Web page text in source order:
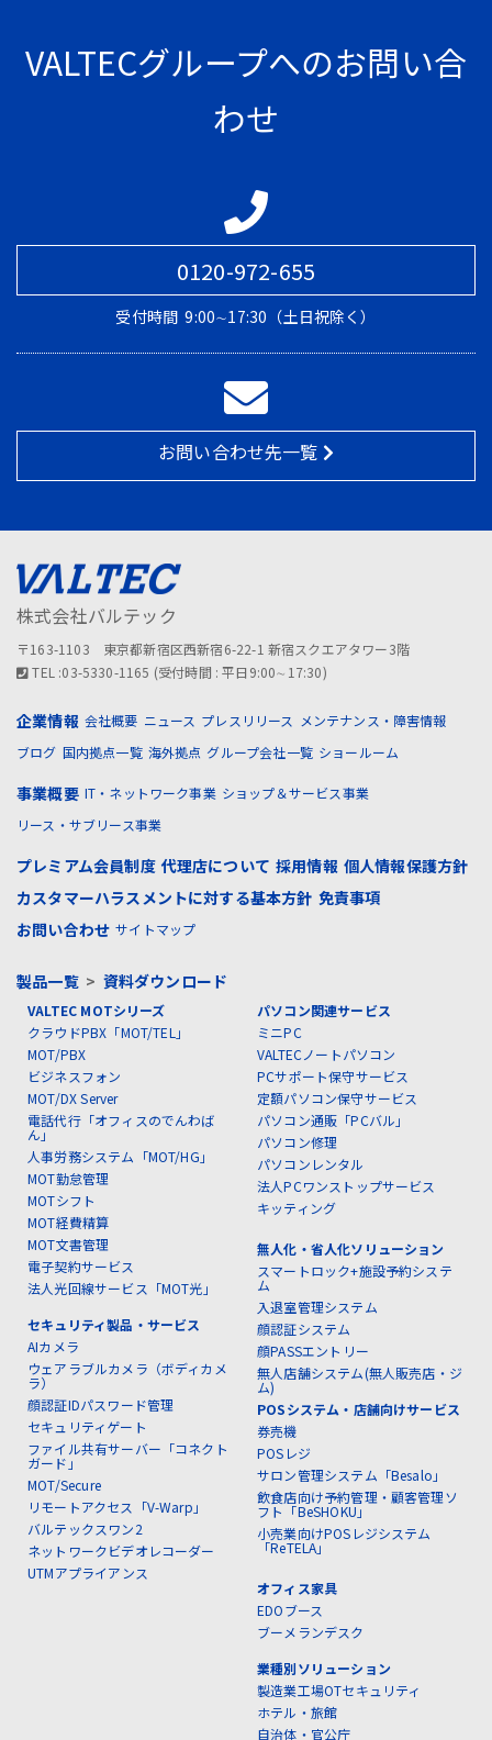
VALTECグループへのお問い合
わせ
0120-972-655
受付時間 9:00∼17:30（土日祝除く）
お問い合わせ先一覧
株式会社バルテック
〒163-1103 東京都新宿区西新宿6-22-1 新宿スクエアタワー3階
TEL :03-5330-1165 (受付時間 : 平日9:00∼17:30)
企業情報 会社概要 ニュース プレスリリース メンテナンス・障害情報
ブログ 国内拠点一覧 海外拠点 グループ会社一覧 ショールーム
事業概要 IT・ネットワーク事業 ショップ＆サービス事業
リース・サブリース事業
プレミアム会員制度 代理店について 採用情報 個人情報保護方針
カスタマーハラスメントに対する基本方針 免責事項
お問い合わせ サイトマップ
製品一覧> 資料ダウンロード
VALTEC MOTシリーズ
クラウドPBX「MOT/TEL」
MOT/PBX
ビジネスフォン
MOT/DX Server
電話代行「オフィスのでんわば
ん」
人事労務システム「MOT/HG」
MOT勤怠管理
MOTシフト
MOT経費精算
MOT文書管理
電子契約サービス
法人光回線サービス「MOT光」
セキュリティ製品・サービス
AIカメラ
ウェアラブルカメラ（ボディカメ
ラ）
顔認証IDパスワード管理
セキュリティゲート
ファイル共有サーバー「コネクト
ガード」
MOT/Secure
リモートアクセス「V-Warp」
バルテックスワン2
ネットワークビデオレコーダー
UTMアプライアンス
パソコン関連サービス
ミニPC
VALTECノートパソコン
PCサポート保守サービス
定額パソコン保守サービス
パソコン通販「PCバル」
パソコン修理
パソコンレンタル
法人PCワンストップサービス
キッティング
無人化・省人化ソリューション
スマートロック+施設予約システ
ム
入退室管理システム
顔認証システム
顔PASSエントリー
無人店舗システム(無人販売店・ジ
ム)
POSシステム・店舗向けサービス
券売機
POSレジ
サロン管理システム「Besalo」
飲食店向け予約管理・顧客管理ソ
フト「BeSHOKU」
小売業向けPOSレジシステム
「ReTELA」
オフィス家具
EDOブース
ブーメランデスク
業種別ソリューション
製造業工場OTセキュリティ
ホテル・旅館
自治体・官公庁